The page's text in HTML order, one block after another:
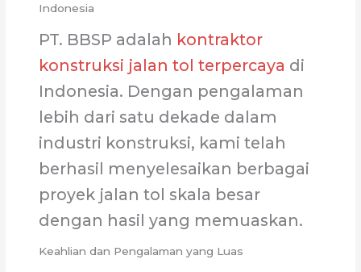
Indonesia
PT. BBSP adalah kontraktor
konstruksi jalan tol terpercaya di
Indonesia. Dengan pengalaman
lebih dari satu dekade dalam
industri konstruksi, kami telah
berhasil menyelesaikan berbagai
proyek jalan tol skala besar
dengan hasil yang memuaskan.
Keahlian dan Pengalaman yang Luas